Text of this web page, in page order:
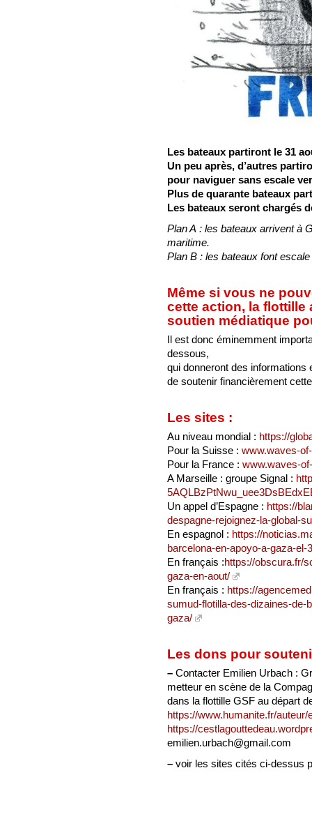
Les bateaux partiront le 31
Un peu après, d’autres
pour naviguer sans escale
Plus de quarante bateaux
Les bateaux seront chargés
Plan A : les bateaux arrivent à
maritime.
Plan B : les bateaux font
Même si vous ne
cette action, la flottille
soutien médiatique
Il est donc éminemment
dessous,
qui donneront des informations
de soutenir financièrement
Les sites :
Au niveau mondial : https://
Pour la Suisse : www.waves-
Pour la France : www.waves-
A Marseille : groupe Signal :
Un appel d’Espagne : https://
despagne-rejoignez-la-global-
En espagnol : https://
barcelona-en-apoyo-a-gaza-el-
En français :https://obscura.fr/
gaza-en-aout/
En français : https://
sumud-flotilla-des-dizaines-de-
gaza/
Les dons pour
– Contacter Emilien Urbach :
metteur en scène de la
dans la flottille GSF au départ
https://www.humanite.fr/auteur/
https://
emilien.urbach@gmail.com
– voir les sites cités ci-dessus